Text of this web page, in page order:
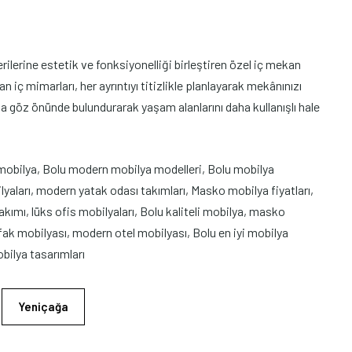
estetik ve fonksiyonelliği birleştiren özel iç mekan
mimarları, her ayrıntıyı titizlikle planlayarak mekânınızı
önünde bulundurarak yaşam alanlarını daha kullanışlı hale
Bolu modern mobilya modelleri, Bolu mobilya
modern yatak odası takımları, Masko mobilya fiyatları,
lüks ofis mobilyaları, Bolu kaliteli mobilya, masko
mobilyası, modern otel mobilyası, Bolu en iyi mobilya
tasarımları
Yeniçağa